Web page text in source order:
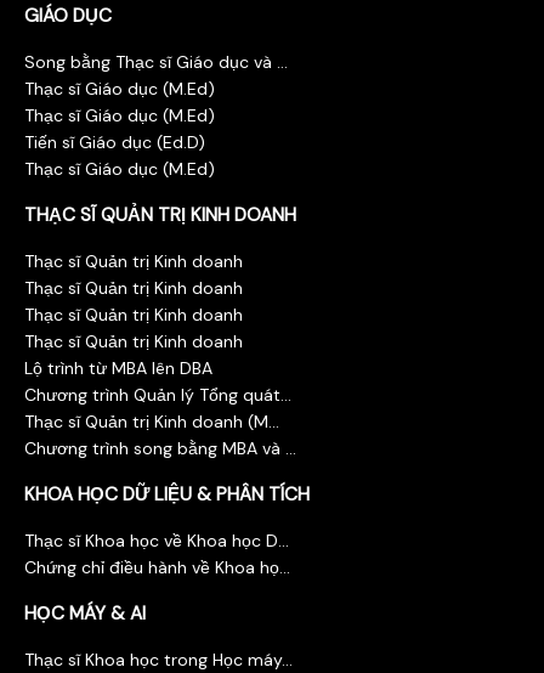
GIÁO DỤC
Song bằng Thạc sĩ Giáo dục và ...
Thạc sĩ Giáo dục (M.Ed)
Thạc sĩ Giáo dục (M.Ed)
Tiến sĩ Giáo dục (Ed.D)
Thạc sĩ Giáo dục (M.Ed)
THẠC SĨ QUẢN TRỊ KINH DOANH
Thạc sĩ Quản trị Kinh doanh
Thạc sĩ Quản trị Kinh doanh
Thạc sĩ Quản trị Kinh doanh
Thạc sĩ Quản trị Kinh doanh
Lộ trình từ MBA lên DBA
Chương trình Quản lý Tổng quát...
Thạc sĩ Quản trị Kinh doanh (M...
Chương trình song bằng MBA và ...
KHOA HỌC DỮ LIỆU & PHÂN TÍCH
Thạc sĩ Khoa học về Khoa học D...
Chứng chỉ điều hành về Khoa họ...
HỌC MÁY & AI
Thạc sĩ Khoa học trong Học máy...